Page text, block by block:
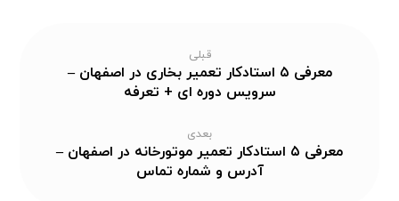
قبلی
معرفی ۵ استادکار تعمیر بخاری در اصفهان –
سرویس دوره ای + تعرفه
بعدی
معرفی ۵ استادکار تعمیر موتورخانه در اصفهان –
آدرس و شماره تماس